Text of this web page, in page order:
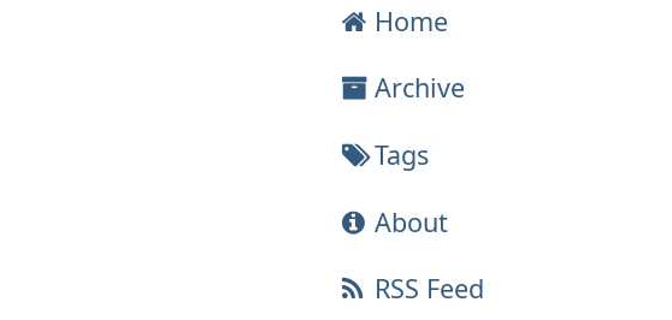
Home
Archive
Tags
About
RSS Feed